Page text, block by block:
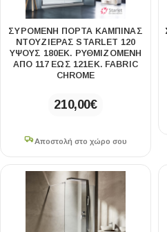
ΣΥΡΌΜΕΝΗ ΠΌΡΤΑ ΚΑΜΠΊΝΑΣ
ΝΤΟΥΖΙΈΡΑΣ STARLET 120
ΎΨΟΥΣ 180ΕΚ. ΡΥΘΜΙΖΌΜΕΝΗ
ΑΠΌ 117 ΈΩΣ 121ΕΚ. FABRIC
CHROME
210,00€
Αποστολή στο χώρο σου